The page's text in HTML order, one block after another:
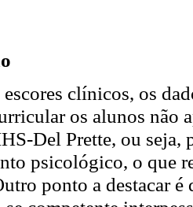
escores clínicos, os
os alunos não
Del Prette, ou seja,
psicológico, o que
ponto a destacar é